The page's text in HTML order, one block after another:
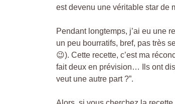
est devenu une véritable star de
Pendant longtemps, j’ai eu une
un peu bourratifs, bref, pas très
😉). Cette recette, c’est ma
fait deux en prévision… Ils ont
veut une autre part ?”.